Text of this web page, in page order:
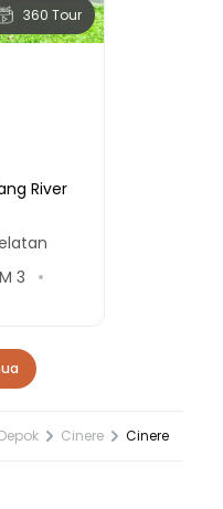
360 Tour
River
3
Cinere Cinere